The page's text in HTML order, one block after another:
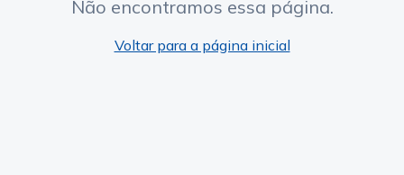
Não encontramos essa página.
Voltar para a página inicial